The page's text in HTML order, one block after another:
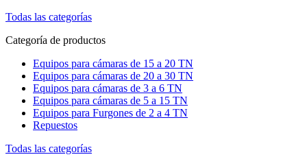
Todas las categorías
Categoría de productos
Equipos para cámaras de 15 a 20 TN
Equipos para cámaras de 20 a 30 TN
Equipos para cámaras de 3 a 6 TN
Equipos para cámaras de 5 a 15 TN
Equipos para Furgones de 2 a 4 TN
Repuestos
Todas las categorías